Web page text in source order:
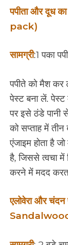
पपीता और
pack)
सामग्री:1 पका
पपीते को मैश कर
पेस्ट बना लें.
पर इसे ठंडे पानी
को सप्ताह में
एंजाइम होता है
है, जिससे त्वचा में
करने में मदद
एलोवेरा और